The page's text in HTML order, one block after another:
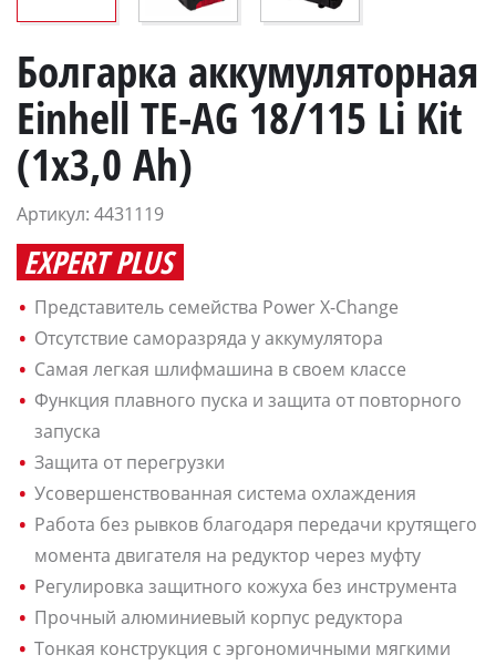
Болгарка аккумуляторная
Einhell TE-AG 18/115 Li Kit
(1x3,0 Ah)
Артикул: 4431119
EXPERT PLUS
Представитель семейства Power X-Change
Отсутствие саморазряда у аккумулятора
Самая легкая шлифмашина в своем классе
Функция плавного пуска и защита от повторного
запуска
Защита от перегрузки
Усовершенствованная система охлаждения
Работа без рывков благодаря передачи крутящего
момента двигателя на редуктор через муфту
Регулировка защитного кожуха без инструмента
Прочный алюминиевый корпус редуктора
Тонкая конструкция с эргономичными мягкими